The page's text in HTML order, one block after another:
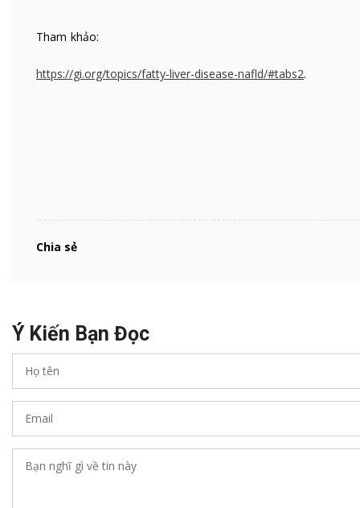
Tham khảo:
https://gi.org/topics/fatty-liver-disease-nafld/#tabs2.
Chia sẻ
Ý Kiến Bạn Đọc